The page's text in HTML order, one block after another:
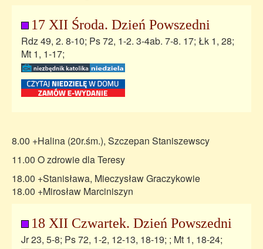
17 XII Środa. Dzień Powszedni
Rdz 49, 2. 8-10; Ps 72, 1-2. 3-4ab. 7-8. 17; Łk 1, 28;
Mt 1, 1-17;
8.00 +Halina (20r.śm.), Szczepan Staniszewscy
11.00 O zdrowie dla Teresy
18.00 +Stanisława, Mieczysław Graczykowie
18.00 +Mirosław Marciniszyn
18 XII Czwartek. Dzień Powszedni
Jr 23, 5-8; Ps 72, 1-2, 12-13, 18-19; ; Mt 1, 18-24;